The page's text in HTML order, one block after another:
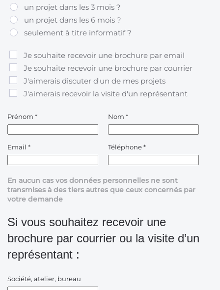
un projet dans les 3 mois ?
un projet dans les 6 mois ?
seulement à titre informatif ?
Je souhaite recevoir une brochure par email
Je souhaite recevoir une brochure par courrier
J'aimerais discuter d'un de mes projets
J'aimerais recevoir la visite d'un représentant
Prénom * Nom *
Email * Téléphone*
En aucun cas vos données personnelles ne sont
transmises à des tiers autres que ceux concernés par
votre demande
Si vous souhaitez recevoir une
brochure par courrier ou la visite d’un
représentant :
Société, atelier, bureau